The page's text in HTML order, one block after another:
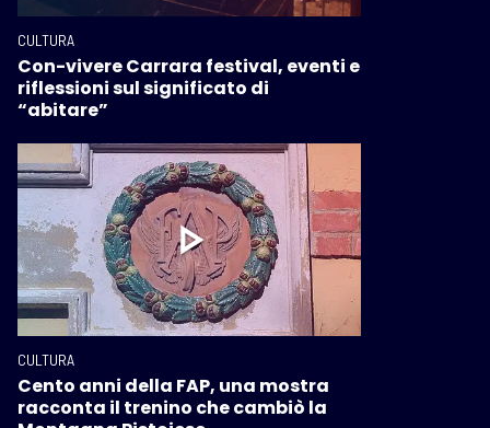
CULTURA
Con-vivere Carrara festival, eventi e
riflessioni sul significato di
“abitare”
CULTURA
Cento anni della FAP, una mostra
racconta il trenino che cambiò la